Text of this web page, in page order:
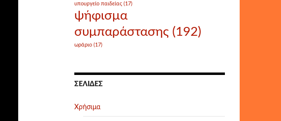
υπουργείο παιδείας (17)
ψήφισμα
συμπαράστασης (192)
ωράριο (17)
ΣΕΛΊΔΕΣ
Χρήσιμα